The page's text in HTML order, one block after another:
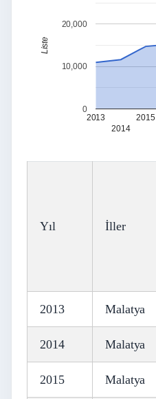
2013
2014
2015
0
10,000
20,000
Liste
Yıl İller
2013 Malatya
2014 Malatya
2015 Malatya